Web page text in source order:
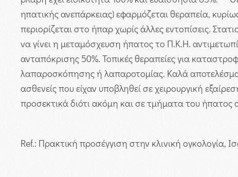
ηπατικής ανεπάρκειας) εφαρμόζεται θεραπεία,
περιορίζεται στο ήπαρ χωρίς άλλες εντοπίσεις.
να γίνει η μεταμόσχευση ήπατος το Π.Κ.Η.
ανταπόκρισης 50%. Τοπικές θεραπείες για
λαπαροσκόπησης ή λαπαροτομίας. Καλά
ασθενείς που είχαν υποβληθεί σε χειρουργική
προσεκτικά διότι ακόμη και σε τμήματα του ήπατος
Ref.: Πρακτική προσέγγιση στην κλινική ογκολογία,